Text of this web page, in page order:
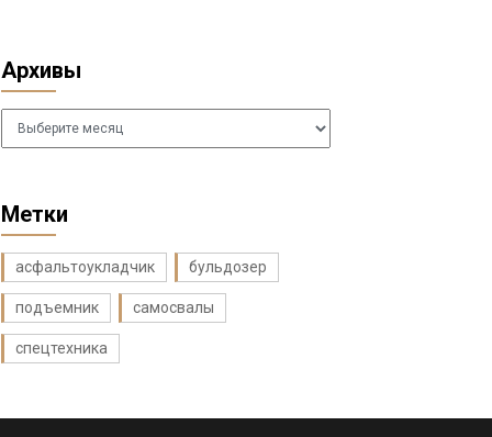
Архивы
Архивы
Метки
асфальтоукладчик бульдозер
подъемник самосвалы
спецтехника